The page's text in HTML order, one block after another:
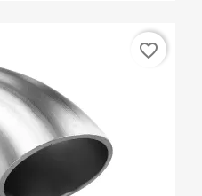
favorite_border